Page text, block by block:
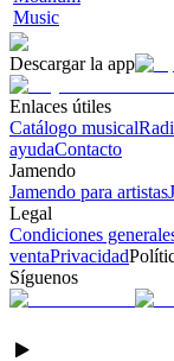
Music
Descargar la app
Enlaces útiles
Catálogo musical
ayudaContacto
Jamendo
Jamendo para artistas
Legal
Condiciones
ventaPrivacidad
Síguenos